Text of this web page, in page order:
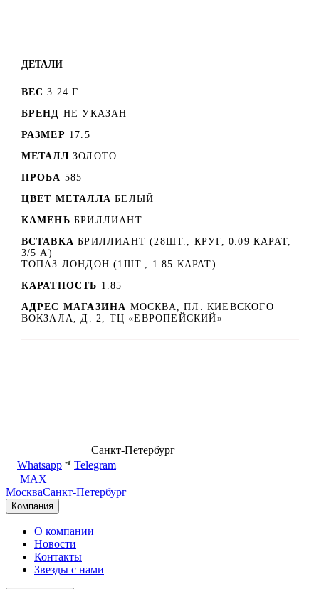
ДЕТАЛИ
ВЕС 3.24 Г
БРЕНД НЕ УКАЗАН
РАЗМЕР 17.5
МЕТАЛЛ ЗОЛОТО
ПРОБА 585
ЦВЕТ МЕТАЛЛА БЕЛЫЙ
КАМЕНЬ БРИЛЛИАНТ
ВСТАВКА БРИЛЛИАНТ (28ШТ., КРУГ, 0.09 КАРАТ,
3/5 А)
ТОПАЗ ЛОНДОН (1ШТ., 1.85 КАРАТ)
КАРАТНОСТЬ 1.85
АДРЕС МАГАЗИНА МОСКВА, ПЛ. КИЕВСКОГО
ВОКЗАЛА, Д. 2, ТЦ «ЕВРОПЕЙСКИЙ»
Санкт-Петербург
Whatsapp
Telegram
MAX
МоскваСанкт-Петербург
Компания
О компании
Новости
Контакты
Звезды с нами